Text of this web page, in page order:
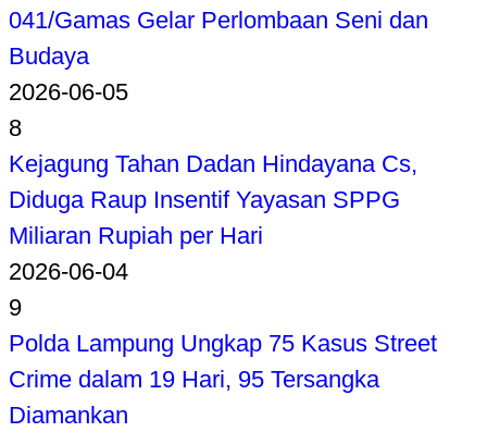
041/Gamas Gelar Perlombaan Seni dan
Budaya
2026-06-05
8
Kejagung Tahan Dadan Hindayana Cs,
Diduga Raup Insentif Yayasan SPPG
Miliaran Rupiah per Hari
2026-06-04
9
Polda Lampung Ungkap 75 Kasus Street
Crime dalam 19 Hari, 95 Tersangka
Diamankan